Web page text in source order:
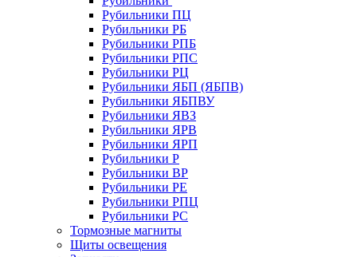
Рубильники ПЦ
Рубильники РБ
Рубильники РПБ
Рубильники РПС
Рубильники РЦ
Рубильники ЯБП (ЯБПВ)
Рубильники ЯБПВУ
Рубильники ЯВЗ
Рубильники ЯРВ
Рубильники ЯРП
Рубильники Р
Рубильники ВР
Рубильники РЕ
Рубильники РПЦ
Рубильники РС
Тормозные магниты
Щиты освещения